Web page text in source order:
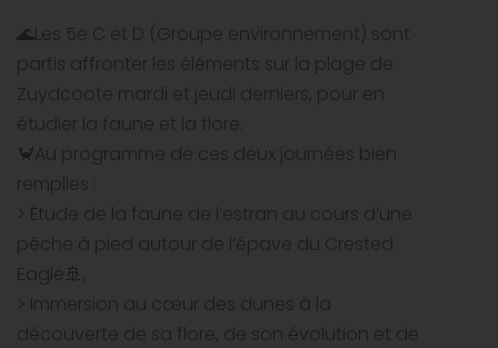
🌊Les 5e C et D (Groupe environnement) sont
partis affronter les éléments sur la plage de
Zuydcoote mardi et jeudi derniers, pour en
étudier la faune et la flore.
🦀Au programme de ces deux journées bien
remplies :
> Étude de la faune de l’estran au cours d’une
pêche à pied autour de l’épave du Crested
Eagle🚢,
> Immersion au cœur des dunes à la
découverte de sa flore, de son évolution et de